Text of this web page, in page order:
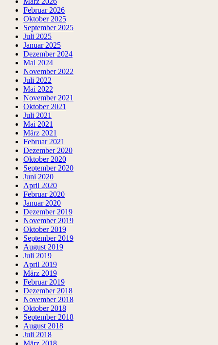
Februar 2026
Oktober 2025
September 2025
Juli 2025
Januar 2025
Dezember 2024
Mai 2024
November 2022
Juli 2022
Mai 2022
November 2021
Oktober 2021
Juli 2021
Mai 2021
März 2021
Februar 2021
Dezember 2020
Oktober 2020
September 2020
Juni 2020
April 2020
Februar 2020
Januar 2020
Dezember 2019
November 2019
Oktober 2019
September 2019
August 2019
Juli 2019
April 2019
März 2019
Februar 2019
Dezember 2018
November 2018
Oktober 2018
September 2018
August 2018
Juli 2018
März 2018